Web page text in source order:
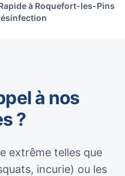
à Roquefort-les-Pins
à nos
?
extrême telles que
incurie) ou les